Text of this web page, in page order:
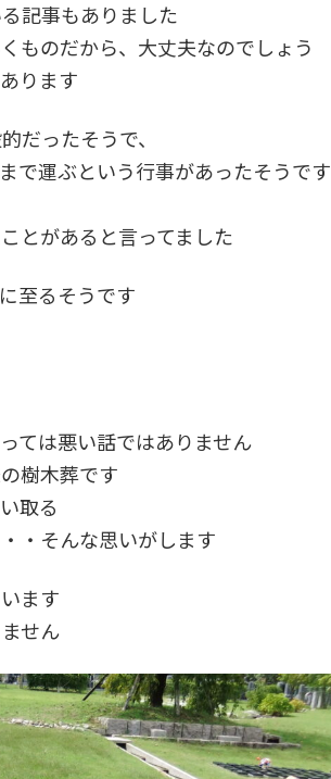
記事もありました
ものだから、大丈夫なのでしょう
ります
だったそうで、
で運ぶという行事があったそうです
とがあると言ってました
至るそうです
ては悪い話ではありません
樹木葬です
取る
・そんな思いがします
ます
せん